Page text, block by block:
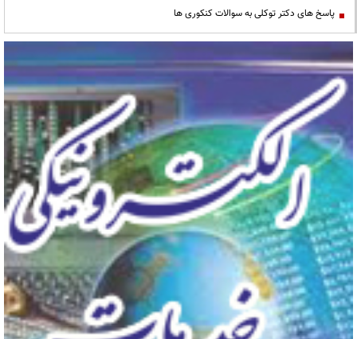
پاسخ های دکتر توکلی به سوالات کنکوری ها